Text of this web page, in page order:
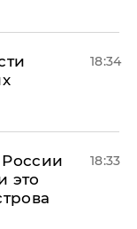
18:34
это
18:33